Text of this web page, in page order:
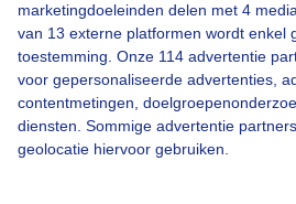
marketingdoeleinden delen met 4
van 13 externe platformen wordt enkel
toestemming. Onze 114 advertentie
voor gepersonaliseerde advertenties,
contentmetingen,
diensten. Sommige advertentie
geolocatie hiervoor gebruiken.
Over Buienradar
Bedrijfsgegevens